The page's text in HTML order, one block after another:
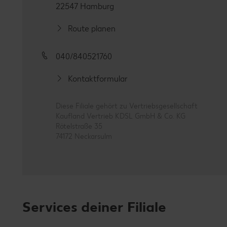
22547 Hamburg
Route planen
040/840521760
Kontaktformular
Diese Filiale gehört zu Vertriebsgesellschaft
Kaufland Vertrieb KDSL GmbH & Co. KG
Rötelstraße 35
74172 Neckarsulm
Services deiner Filiale